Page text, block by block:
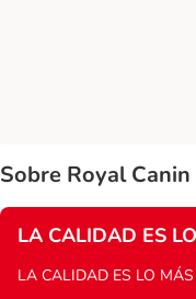
Sobre Royal Canin
LA CALIDAD ES
LA CALIDAD ES LO